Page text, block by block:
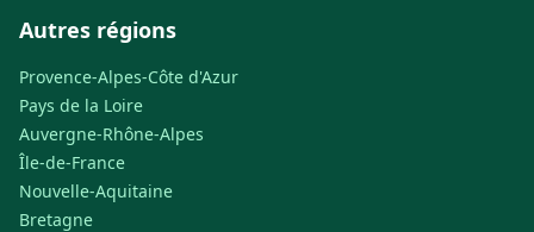
Autres régions
Provence-Alpes-Côte d'Azur
Pays de la Loire
Auvergne-Rhône-Alpes
Île-de-France
Nouvelle-Aquitaine
Bretagne